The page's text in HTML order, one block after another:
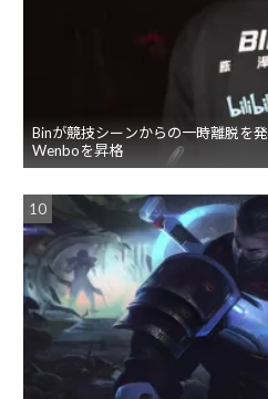
Binが競技シーンからの一時離脱を
Wenboを昇格